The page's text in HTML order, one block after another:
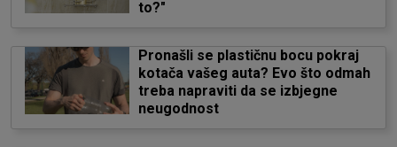
to?"
Pronašli se plastičnu bocu pokraj
kotača vašeg auta? Evo što odmah
treba napraviti da se izbjegne
neugodnost